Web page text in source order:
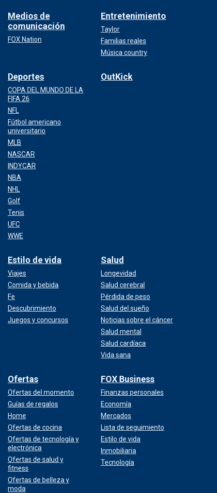
Medios de
comunicación
FOX Nation
Entretenimiento
Taylor
Familias reales
Música country
Deportes
COPA DEL MUNDO DE LA
FIFA 26
NFL
Fútbol americano
universitario
MLB
NASCAR
INDYCAR
NBA
NHL
Golf
Tenis
UFC
WWE
OutKick
Estilo de vida
Viajes
Comida y bebida
Fe
Descubrimiento
Juegos y concursos
Salud
Longevidad
Salud cerebral
Pérdida de peso
Salud del sueño
Noticias sobre el cáncer
Salud mental
Salud cardíaca
Vida sana
Ofertas
Ofertas del momento
Guías de regalos
Home
Ofertas de cocina
Ofertas de tecnología y
electrónica
Ofertas de salud y
fitness
Ofertas de belleza y
moda
FOX Business
Finanzas personales
Economía
Mercados
Lista de seguimiento
Estilo de vida
Inmobiliaria
Tecnología